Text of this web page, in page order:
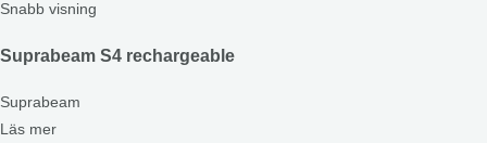
Snabb visning
Suprabeam S4 rechargeable
Suprabeam
Läs mer